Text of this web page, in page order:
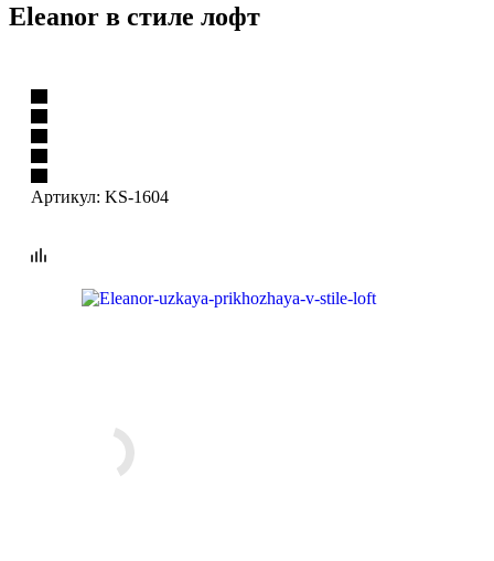
Eleanor в стиле лофт
Артикул: KS-1604